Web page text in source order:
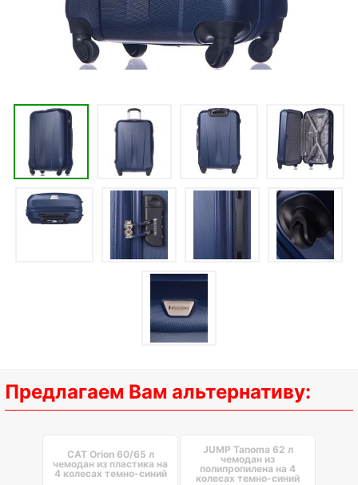
Предлагаем Вам альтернативу:
CAT Orion 60/65 л
чемодан из пластика на
4 колесах темно-синий
JUMP Tanoma 62 л
чемодан из
полипропилена на 4
колесах темно-синий